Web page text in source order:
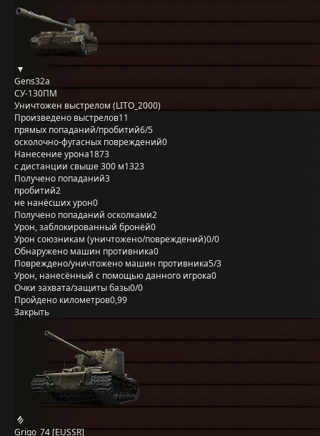
Gens32a
СУ-130ПМ
Уничтожен выстрелом (LITO_2000)
Произведено выстрелов11
прямых попаданий/пробитий6/5
осколочно-фугасных повреждений0
Нанесение урона1873
с дистанции свыше 300 м1323
Получено попаданий3
пробитий2
не нанёсших урон0
Получено попаданий осколками2
Урон, заблокированный бронёй0
Урон союзникам (уничтожено/повреждений)0/0
Обнаружено машин противника0
Повреждено/уничтожено машин противника5/3
Урон, нанесённый с помощью данного игрока0
Очки захвата/защиты базы0/0
Пройдено километров0,99
Закрыть
Grigo_74 [EUSSR]